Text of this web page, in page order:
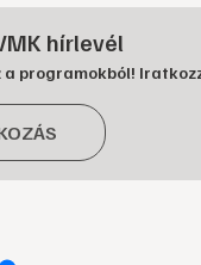
hírlevél
a programokból!